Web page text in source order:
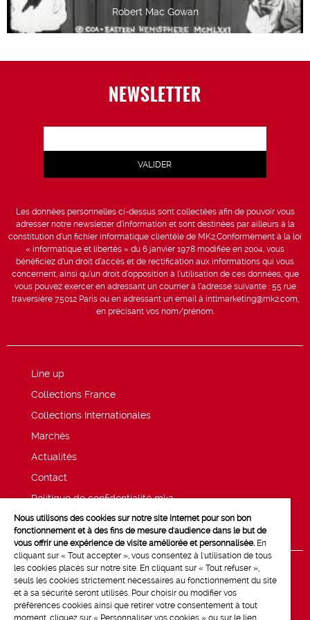
Robert Mac Gowan
NEWSLETTER
Les données personnelles ci-dessus sont collectées afin de pouvoir vous
adresser notre newsletter d’information et sont destinées par ailleurs à la
constitution d’un fichier informatique clientèle de MK2.Conformément à la loi
« informatique et libertés » du 6 janvier 1978 modifiée en 2004, vous
bénéficiez d’un droit d’accès et de rectification aux informations qui vous
concernent, ainsi qu’un droit d’opposition à l’utilisation de ces données, que
vous pouvez exercer en adressant un courrier à l’adresse suivante : 55 rue
traversière 75012 Paris ou en adressant un email à intlmarketing@mk2.com,
en précisant vos nom/prénom.
Line up
Collections France
Collections Internationales
Marchés
Actualités
Contact
Politique de confidentialité mk2
Mentions légales
Nous utilisons des cookies sur notre site Internet pour son bon
fonctionnement et à des fins de mesure d'audience dans le but de
vous offrir une expérience de visite améliorée et personnalisée. En
cliquant sur « Tout accepter », vous consentez à l'utilisation de tous
les cookies placés sur notre site. En cliquant sur « Tout refuser »,
seuls les cookies strictement nécessaires au fonctionnement du site
et à sa sécurité seront utilisés. Pour choisir ou modifier vos
préférences cookies ainsi que retirer votre consentement à tout
moment, cliquez sur « Personnaliser vos cookies » ou sur le lien